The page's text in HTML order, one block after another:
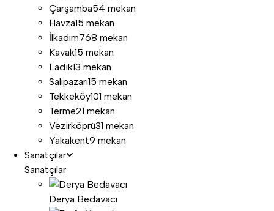
Çarşamba54 mekan
Havza15 mekan
İlkadım768 mekan
Kavak15 mekan
Ladik13 mekan
Salıpazarı15 mekan
Tekkeköy101 mekan
Terme21 mekan
Vezirköprü31 mekan
Yakakent9 mekan
Sanatçılar
Sanatçılar
Derya Bedavacı